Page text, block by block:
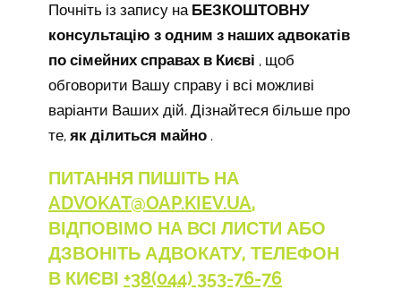
Почніть із запису на БЕЗКОШТОВНУ
консультацію з одним з наших адвокатів
по сімейних справах в Києві , щоб
обговорити Вашу справу і всі можливі
варіанти Ваших дій. Дізнайтеся більше про
те, як ділиться майно .
ПИТАННЯ ПИШІТЬ НА
ADVOKAT@OAP.KIEV.UA,
ВІДПОВІМО НА ВСІ ЛИСТИ АБО
ДЗВОНІТЬ АДВОКАТУ, ТЕЛЕФОН
В КИЄВІ +38(044) 353-76-76